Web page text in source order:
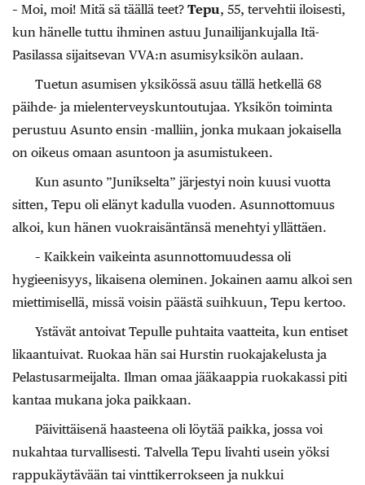
– Moi, moi! Mitä sä täällä teet? Tepu, 55, tervehtii iloisesti,
kun hänelle tuttu ihminen astuu Junailijankujalla Itä-
Pasilassa sijaitsevan VVA:n asumisyksikön aulaan.
Tuetun asumisen yksikössä asuu tällä hetkellä 68
päihde- ja mielenterveyskuntoutujaa. Yksikön toiminta
perustuu Asunto ensin -malliin, jonka mukaan jokaisella
on oikeus omaan asuntoon ja asumistukeen.
Kun asunto ”Junikselta” järjestyi noin kuusi vuotta
sitten, Tepu oli elänyt kadulla vuoden. Asunnottomuus
alkoi, kun hänen vuokraisäntänsä menehtyi yllättäen.
– Kaikkein vaikeinta asunnottomuudessa oli
hygieenisyys, likaisena oleminen. Jokainen aamu alkoi sen
miettimisellä, missä voisin päästä suihkuun, Tepu kertoo.
Ystävät antoivat Tepulle puhtaita vaatteita, kun entiset
likaantuivat. Ruokaa hän sai Hurstin ruokajakelusta ja
Pelastusarmeijalta. Ilman omaa jääkaappia ruokakassi piti
kantaa mukana joka paikkaan.
Päivittäisenä haasteena oli löytää paikka, jossa voi
nukahtaa turvallisesti. Talvella Tepu livahti usein yöksi
rappukäytävään tai vinttikerrokseen ja nukkui